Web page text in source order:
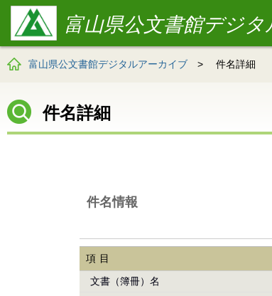
富山県公文書館デジ
富山県公文書館デジタルアーカイブ > 件名詳細
件名詳細
件名情報
項目
文書（簿冊）名